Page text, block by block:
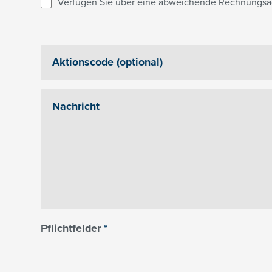
Verfügen Sie über eine abweichende
Pflichtfelder*